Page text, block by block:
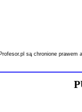
są chronione